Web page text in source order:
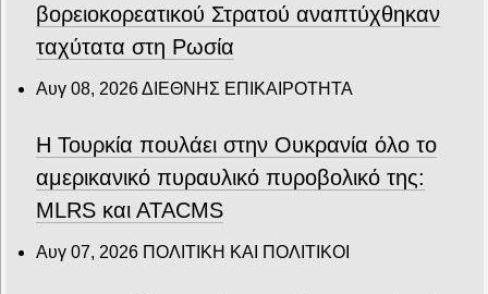
βορειοκορεατικού Στρατού αναπτύχθηκαν
ταχύτατα στη Ρωσία
Αυγ 08, 2026ΔΙΕΘΝΗΣ ΕΠΙΚΑΙΡΟΤΗΤΑ
Η Τουρκία πουλάει στην Ουκρανία όλο το
αμερικανικό πυραυλικό πυροβολικό της:
MLRS και ΑΤΑCMS
Αυγ 07, 2026 ΠΟΛΙΤΙΚΗ ΚΑΙ ΠΟΛΙΤΙΚΟΙ